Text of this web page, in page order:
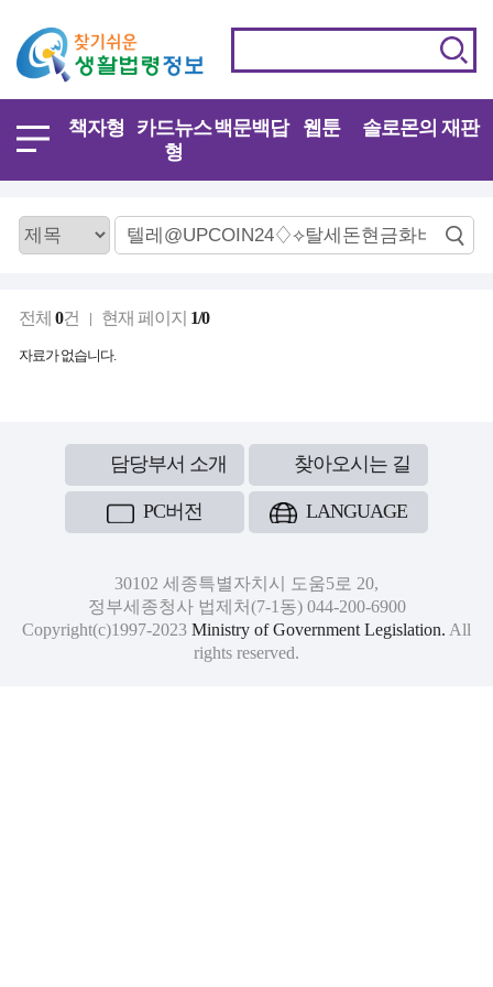
책자형
카드뉴스
형
백문백답 웹툰 솔로몬의 재판
전체 0건 현재 페이지 1/0
자료가 없습니다.
담당부서 소개 찾아오시는 길
PC버전 LANGUAGE
30102 세종특별자치시 도움5로 20,
정부세종청사 법제처(7-1동) 044-200-6900
Copyright(c)1997-2023 Ministry of Government Legislation. All
rights reserved.